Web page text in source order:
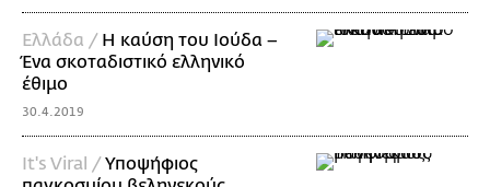
Ελλάδα / Η καύση του Ιούδα –
Ένα σκοταδιστικό ελληνικό
έθιμο
30.4.2019
It's Viral /Υποψήφιος